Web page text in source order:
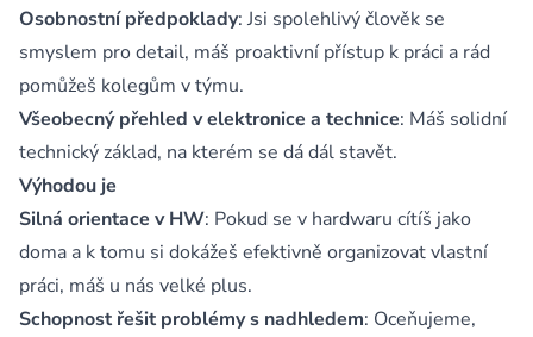
Osobnostní předpoklady: Jsi spolehlivý člověk se
smyslem pro detail, máš proaktivní přístup k práci a rád
pomůžeš kolegům v týmu.
Všeobecný přehled v elektronice a technice: Máš solidní
technický základ, na kterém se dá dál stavět.
Výhodou je
Silná orientace v HW: Pokud se v hardwaru cítíš jako
doma a k tomu si dokážeš efektivně organizovat vlastní
práci, máš u nás velké plus.
Schopnost řešit problémy s nadhledem: Oceňujeme,